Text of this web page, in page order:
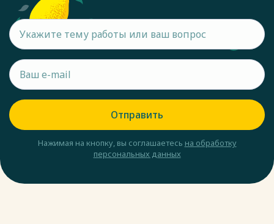
Отправить
Нажимая на кнопку, вы соглашаетесь на обработку
персональных данных